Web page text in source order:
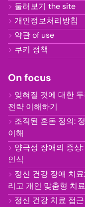
둘러보기 the site
개인정보처리방침
약관 of use
쿠키 정책
On focus
잊혀질 것에 대한
전략 이해하기
조직된 혼돈 정의:
이해
양극성 장애의 증상
인식
정신 건강 장애 치
리고 개인 맞춤형 치료
정신 건강 치료 접